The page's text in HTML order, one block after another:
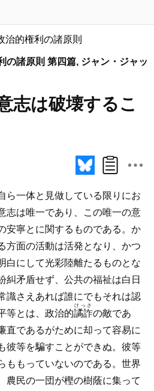
的権利の諸原則
諸原則 第四篇, ジャン・ジャッ
志は破壊するこ
ら一体と見做している限りにお
志は唯一であり、この唯一の意
安寧とに関するものである。か
方面の活動は活発となり、かつ
白にして光彩陸離たるものとな
糾矛盾せず、公共の福祉は白日
識さえあれば誰にでもそれは認
等とは、政治的譎詐
けっさ
の敵であ
直であるがために却って容易に
彼等を騙すことができぬ。彼等
ももっていないのである。世界
農民の一団が樫の樹蔭に集って